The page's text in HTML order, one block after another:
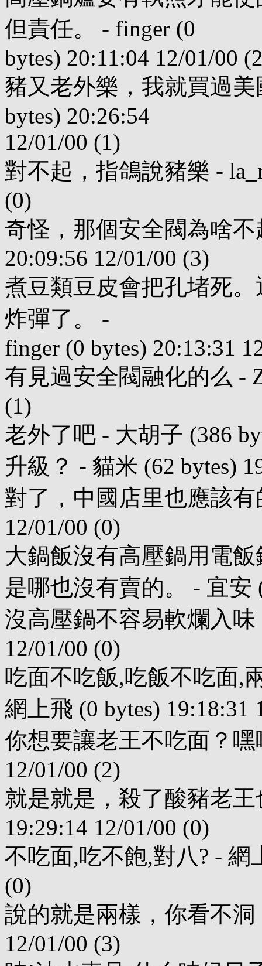
但責任。 - finger (0
bytes) 20:11:04 12/01/00
豬又老外樂，我就買過
bytes) 20:26:54
12/01/00 (1)
對不起，指鴿說豬樂 -
(0)
奇怪，那個安全閥為啥不
20:09:56 12/01/00 (3)
煮豆類豆皮會把孔堵死
炸彈了。 -
finger (0 bytes) 20:13:31
有見過安全閥融化的么 -
(1)
老外了吧 - 大胡子 (386
升級？ - 貓米 (62 bytes)
對了，中國店里也應該有
12/01/00 (0)
大鍋飯沒有高壓鍋用電
是哪也沒有賣的。 - 宜安
沒高壓鍋不容易軟爛入味
12/01/00 (0)
吃面不吃飯,吃飯不吃面,
網上飛 (0 bytes) 19:18:31
你想要讓老王不吃面？嘿
12/01/00 (2)
就是就是，殺了酸豬老
19:29:14 12/01/00 (0)
不吃面,吃不飽,對八? - 網
(0)
說的就是兩樣，你看不洞
12/01/00 (3)